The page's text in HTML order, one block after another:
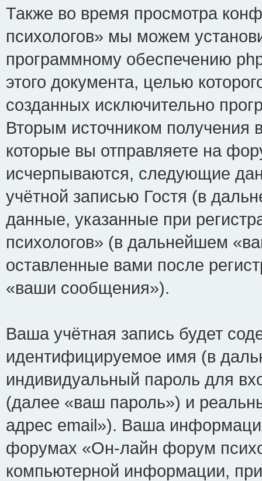
Также во время просмотра
психологов» мы можем
программному обеспечению
этого документа, целью
созданных исключительно
Вторым источником
которые вы отправляете на
исчерпываются, следующие
учётной записью Гостя (в
данные, указанные при
психологов» (в дальнейшем
оставленные вами после
«ваши сообщения»).
Ваша учётная запись будет
идентифицируемое имя (в
индивидуальный пароль для
(далее «ваш пароль») и
адрес email»). Ваша
форумах «Он-лайн форум
компьютерной информации,